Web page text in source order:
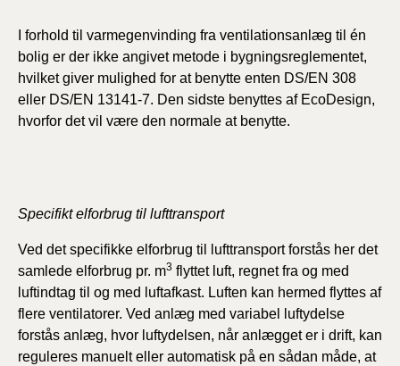
I forhold til varmegenvinding fra ventilationsanlæg til én
bolig er der ikke angivet metode i bygningsreglementet,
hvilket giver mulighed for at benytte enten DS/EN 308
eller DS/EN 13141-7. Den sidste benyttes af EcoDesign,
hvorfor det vil være den normale at benytte.
Specifikt elforbrug til lufttransport
Ved det specifikke elforbrug til lufttransport forstås her det
samlede elforbrug pr. m3 flyttet luft, regnet fra og med
luftindtag til og med luftafkast. Luften kan hermed flyttes af
flere ventilatorer. Ved anlæg med variabel luftydelse
forstås anlæg, hvor luftydelsen, når anlægget er i drift, kan
reguleres manuelt eller automatisk på en sådan måde, at